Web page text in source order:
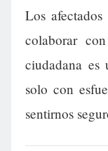
Los
colaborar
ciudadana es
solo con
sentirnos